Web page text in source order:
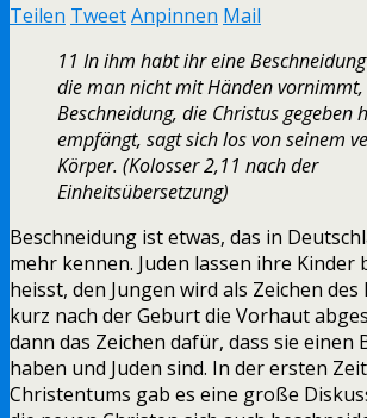
Teilen TweetAnpinnen Mail
11 In ihm habt ihr eine
die man nicht mit Händen
Beschneidung, die Christus gegeben
empfängt, sagt sich los von seinem
Körper. (Kolosser 2,11 nach der
Einheitsübersetzung)
Beschneidung ist etwas, das in
mehr kennen. Juden lassen ihre Kinder
heisst, den Jungen wird als Zeichen
kurz nach der Geburt die Vorhaut
dann das Zeichen dafür, dass sie einen
haben und Juden sind. In der ersten
Christentums gab es eine große